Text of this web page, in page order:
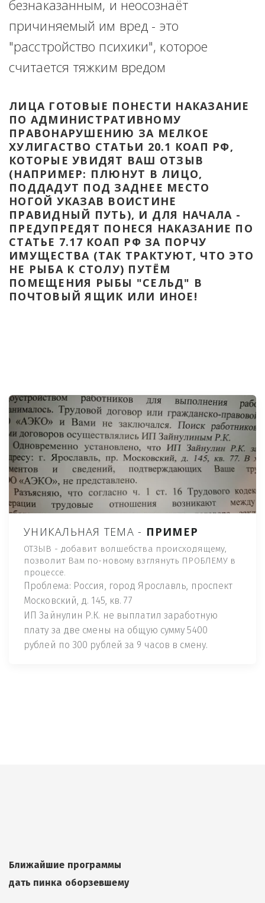
безнаказанным, и неосознаёт
причиняемый им вред - это
"расстройство психики", которое
считается тяжким вредом
ЛИЦА ГОТОВЫЕ ПОНЕСТИ НАКАЗАНИЕ
ПО АДМИНИСТРАТИВНОМУ
ПРАВОНАРУШЕНИЮ ЗА МЕЛКОЕ
ХУЛИГАСТВО СТАТЬИ 20.1 КОАП РФ,
КОТОРЫЕ УВИДЯТ ВАШ ОТЗЫВ
(НАПРИМЕР: ПЛЮНУТ В ЛИЦО,
ПОДДАДУТ ПОД ЗАДНЕЕ МЕСТО
НОГОЙ УКАЗАВ ВОИСТИНЕ
ПРАВИДНЫЙ ПУТЬ), И ДЛЯ НАЧАЛА -
ПРЕДУПРЕДЯТ ПОНЕСЯ НАКАЗАНИЕ ПО
СТАТЬЕ 7.17 КОАП РФ ЗА ПОРЧУ
ИМУЩЕСТВА (ТАК ТРАКТУЮТ, ЧТО ЭТО
НЕ РЫБА К СТОЛУ) ПУТЁМ
ПОМЕЩЕНИЯ РЫБЫ "СЕЛЬД" В
ПОЧТОВЫЙ ЯЩИК ИЛИ ИНОЕ!
УНИКАЛЬНАЯ ТЕМА - ПРИМЕР
ОТЗЫВ - добавит волшебства происходящему,
позволит Вам по-новому взглянуть ПРОБЛЕМУ в
процессе.
Проблема: Россия, город Ярославль, проспект
Московский, д. 145, кв. 77
ИП Зайнулин Р.К. не выплатил заработную
плату за две смены на общую сумму 5400
рублей по 300 рублей за 9 часов в смену.
Ближайшие программы
дать пинка оборзевшему